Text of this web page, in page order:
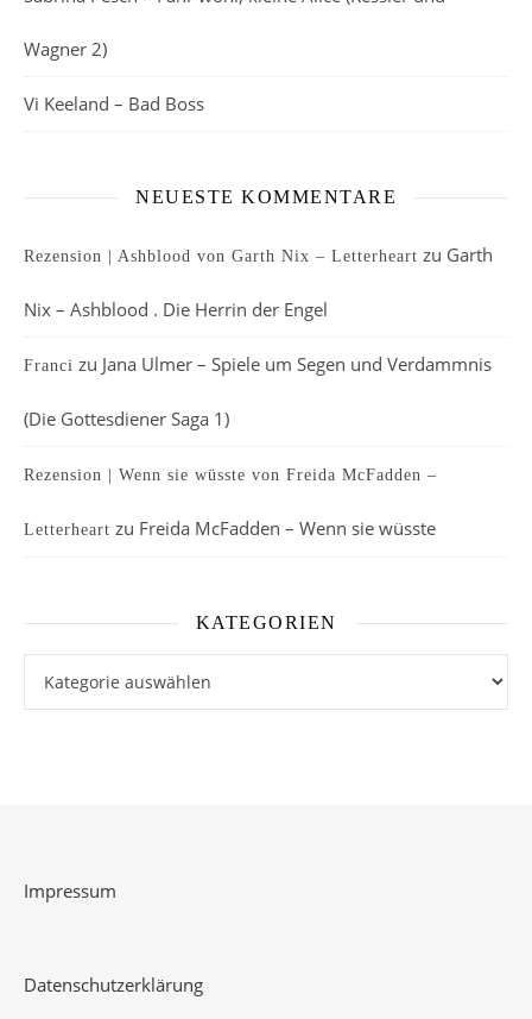
Wagner 2)
Vi Keeland – Bad Boss
NEUESTE KOMMENTARE
Rezension | Ashblood von Garth Nix – Letterheart zu Garth
Nix – Ashblood . Die Herrin der Engel
Franci zu Jana Ulmer – Spiele um Segen und Verdammnis
(Die Gottesdiener Saga 1)
Rezension | Wenn sie wüsste von Freida McFadden –
Letterheart zu Freida McFadden – Wenn sie wüsste
KATEGORIEN
Impressum
Datenschutzerklärung